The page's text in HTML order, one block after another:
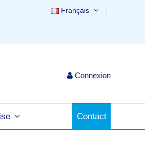
Français
Connexion
Contact